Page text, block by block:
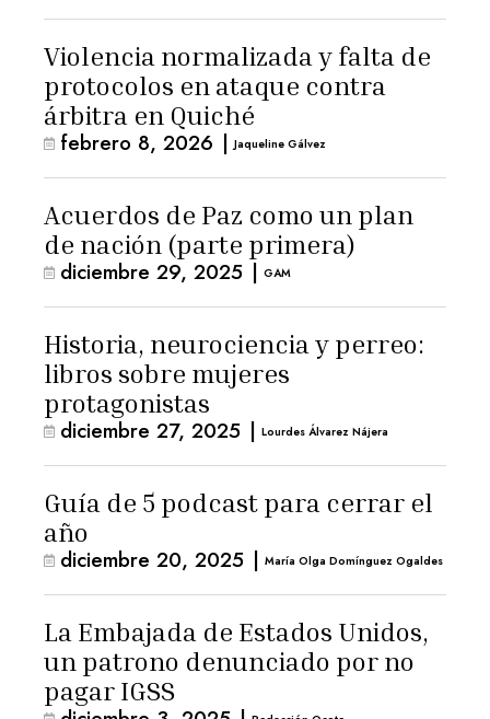
Violencia normalizada y falta de
protocolos en ataque contra
árbitra en Quiché
febrero 8, 2026 | Jaqueline Gálvez
Acuerdos de Paz como un plan
de nación (parte primera)
diciembre 29, 2025 | GAM
Historia, neurociencia y perreo:
libros sobre mujeres
protagonistas
diciembre 27, 2025 | Lourdes Álvarez Nájera
Guía de 5 podcast para cerrar el
año
diciembre 20, 2025 | María Olga Domínguez Ogaldes
La Embajada de Estados Unidos,
un patrono denunciado por no
pagar IGSS